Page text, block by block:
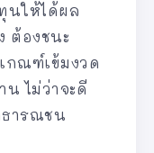
นให้ได้ผล
ต้องชนะ
กณฑ์เข้มงวด
ไม่ว่าจะดี
ารณชน